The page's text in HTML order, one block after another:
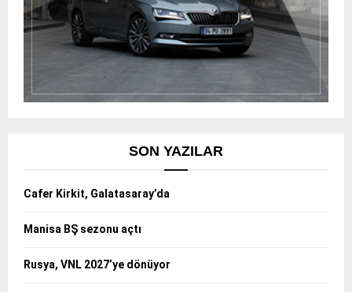
SON YAZILAR
Cafer Kirkit, Galatasaray’da
Manisa BŞ sezonu açtı
Rusya, VNL 2027’ye dönüyor